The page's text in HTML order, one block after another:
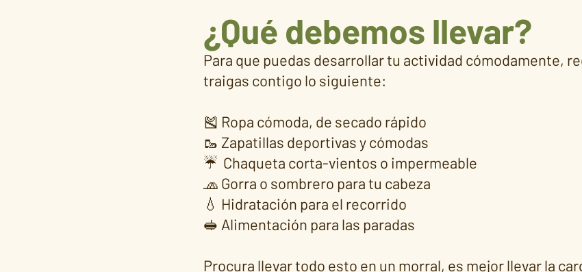
¿Qué debemos llevar?
Para que puedas desarrollar tu actividad cómodamente,
traigas contigo lo siguiente:
🎽 Ropa cómoda, de secado rápido
🥾 Zapatillas deportivas y cómodas
☔️ Chaqueta corta-vientos o impermeable
🧢 Gorra o sombrero para tu cabeza
💧 Hidratación para el recorrido
🥪 Alimentación para las paradas
Procura llevar todo esto en un morral, es mejor llevar la